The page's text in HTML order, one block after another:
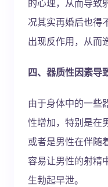
况其实再婚后也得
出现反作用，从而
四、器质性因素导
由于身体中的一些
性增加，特别是在
或者是男性在伴随
容易让男性的射精
生勃起早泄。